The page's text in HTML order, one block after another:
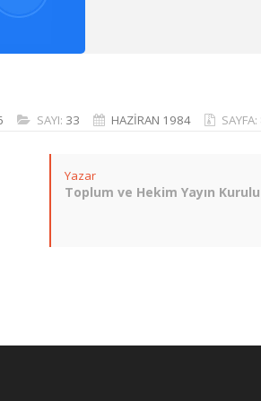
SAYI: 33 HAZİRAN 1984 SAYFA:
Yazar
Toplum ve Hekim Yayın Kurulu